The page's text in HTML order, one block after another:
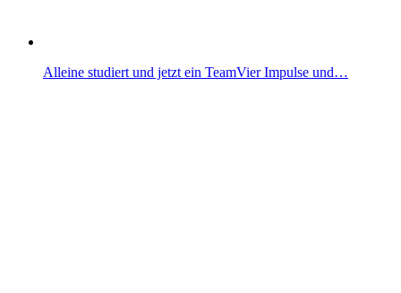
Alleine studiert und jetzt ein TeamVier Impulse und…